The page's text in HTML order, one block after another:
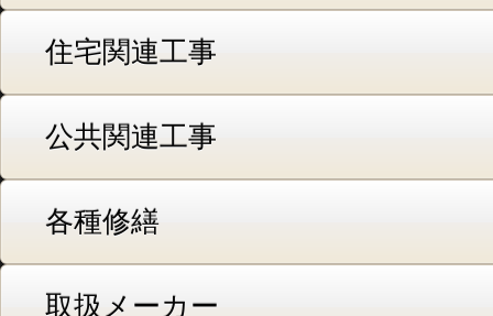
住宅関連工事
公共関連工事
各種修繕
取扱メーカー